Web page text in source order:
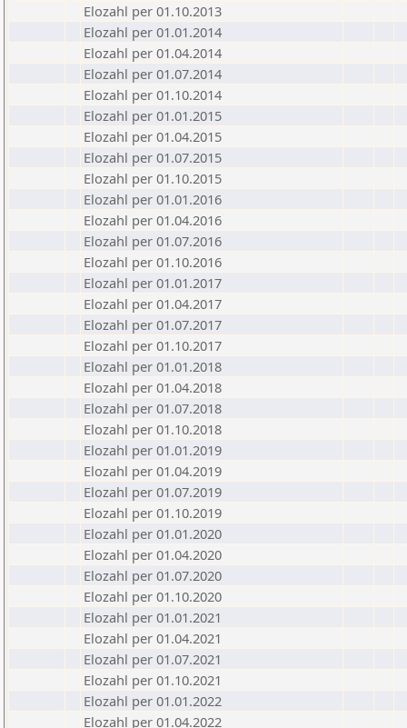
Elozahl per 01.10.2013
Elozahl per 01.01.2014
Elozahl per 01.04.2014
Elozahl per 01.07.2014
Elozahl per 01.10.2014
Elozahl per 01.01.2015
Elozahl per 01.04.2015
Elozahl per 01.07.2015
Elozahl per 01.10.2015
Elozahl per 01.01.2016
Elozahl per 01.04.2016
Elozahl per 01.07.2016
Elozahl per 01.10.2016
Elozahl per 01.01.2017
Elozahl per 01.04.2017
Elozahl per 01.07.2017
Elozahl per 01.10.2017
Elozahl per 01.01.2018
Elozahl per 01.04.2018
Elozahl per 01.07.2018
Elozahl per 01.10.2018
Elozahl per 01.01.2019
Elozahl per 01.04.2019
Elozahl per 01.07.2019
Elozahl per 01.10.2019
Elozahl per 01.01.2020
Elozahl per 01.04.2020
Elozahl per 01.07.2020
Elozahl per 01.10.2020
Elozahl per 01.01.2021
Elozahl per 01.04.2021
Elozahl per 01.07.2021
Elozahl per 01.10.2021
Elozahl per 01.01.2022
Elozahl per 01.04.2022